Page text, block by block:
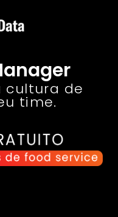
cultura de
time.